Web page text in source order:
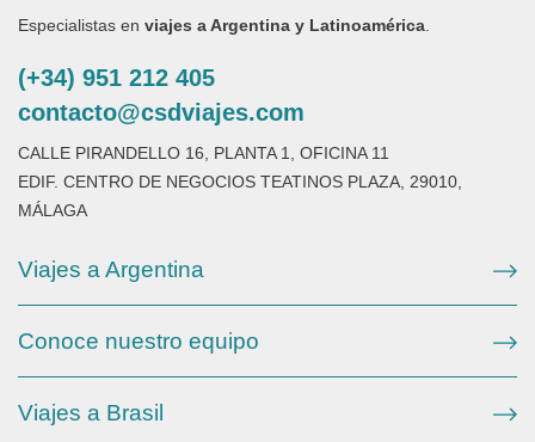
Especialistas en viajes a Argentina y Latinoamérica.
(+34) 951 212 405
contacto@csdviajes.com
CALLE PIRANDELLO 16, PLANTA 1, OFICINA 11
EDIF. CENTRO DE NEGOCIOS TEATINOS PLAZA, 29010,
MÁLAGA
Viajes a Argentina
Conoce nuestro equipo
Viajes a Brasil